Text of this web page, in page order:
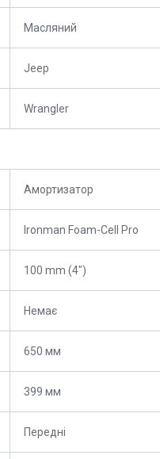
Масляний
Jeep
Wrangler
Амортизатор
Ironman Foam-Cell Pro
100 mm (4")
Немає
650 мм
399 мм
Передні